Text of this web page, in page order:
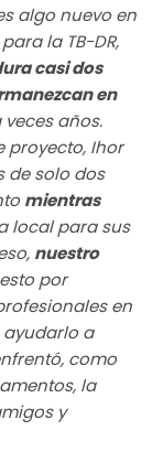
algo nuevo en
la TB-DR,
casi dos
en
veces años.
proyecto, Ihor
de solo dos
mientras
local para sus
nuestro
por
en
a
como
la
y